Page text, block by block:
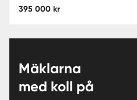
395 000 kr
Mäklarna
med koll på